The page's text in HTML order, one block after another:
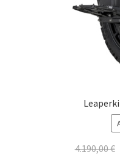
4.190,00€